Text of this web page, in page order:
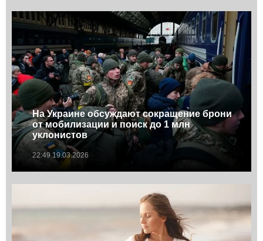
На Украине обсуждают сокращение брони
от мобилизации и поиск до 1 млн
уклонистов
22:49 19.03.2026